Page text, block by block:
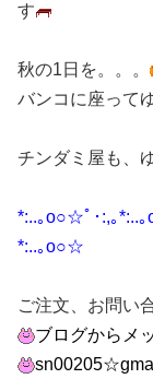
す
秋の1日を。。。
バンコに座って
チンダミ屋も、
*:..｡o○☆ﾟ･:,｡*:..
*:..｡o○☆
ご注文、お問い
ブログからメ